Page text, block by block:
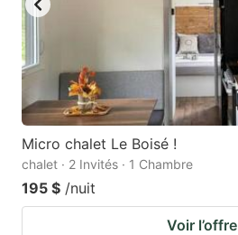
Micro chalet Le Boisé !
chalet · 2 Invités · 1 Chambre
195 $ /nuit
Voir l’offre